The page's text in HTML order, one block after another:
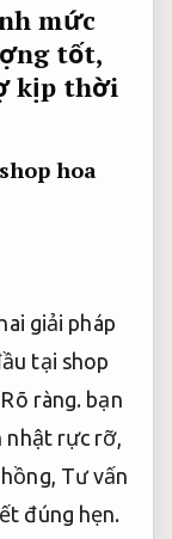
mức
tốt,
kịp thời
hoa
giải pháp
tại shop
Rõ ràng. bạn
nhật rực rỡ,
Tư vấn
đúng hẹn.